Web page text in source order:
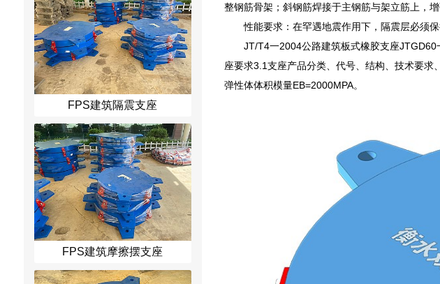
FPS建筑隔震支座
FPS建筑摩擦摆支座
整钢筋骨架；斜钢筋焊接于主钢筋与架立筋上，增
性能要求：在罕遇地震作用下，隔震层必须
JT/T4一2004公路建筑板式橡胶支座
座要求3.1支座产品分类、代号、结构、技术要
弹性体体积模量EB=2000MPA。